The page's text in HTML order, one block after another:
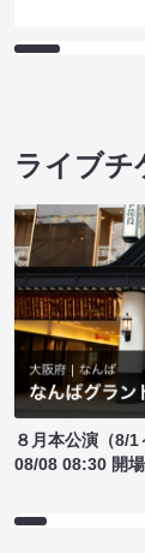
ライブチ
８月本公演（8/1
08/08 08:30 開